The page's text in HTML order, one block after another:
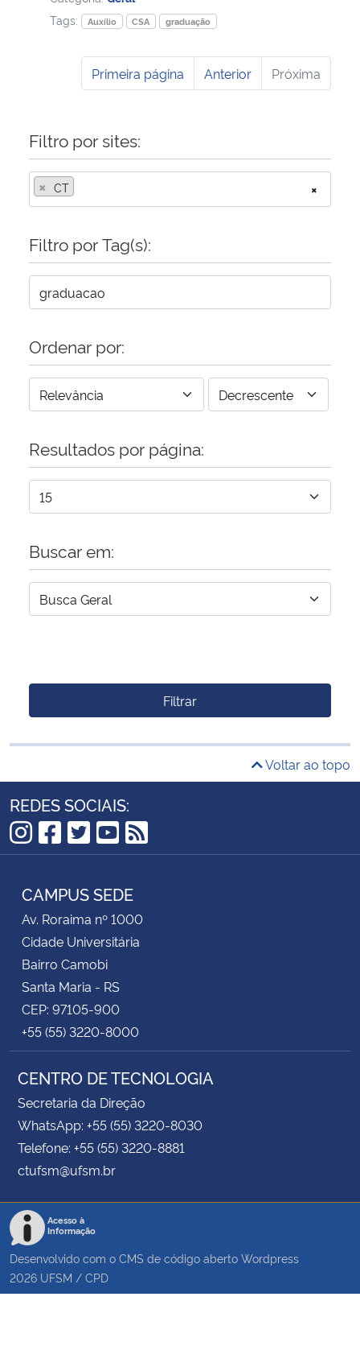
Tags:
Auxílio CSA graduação
Primeira página Anterior Próxima
Filtro por sites:
×
× CT
Filtro por Tag(s):
Ordenar por:
Resultados por página:
Buscar em:
Filtrar
Voltar ao topo
REDES SOCIAIS:
Instagram
Facebook
Twitter
YouTube
RSS
CAMPUS SEDE
Av. Roraima nº 1000
Cidade Universitária
Bairro Camobi
Santa Maria - RS
CEP: 97105-900
+55 (55) 3220-8000
CENTRO DE TECNOLOGIA
Secretaria da Direção
WhatsApp: +55 (55) 3220-8030
Telefone: +55 (55) 3220-8881
ctufsm@ufsm.br
Acesso à
Informação
Desenvolvido com o CMS de código aberto Wordpress
2026 UFSM / CPD